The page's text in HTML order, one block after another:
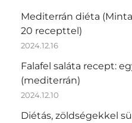
Mediterrán diéta
20 recepttel)
2024.12.16
Falafel saláta recept:
(mediterrán)
2024.12.10
Diétás, zöldségekkel